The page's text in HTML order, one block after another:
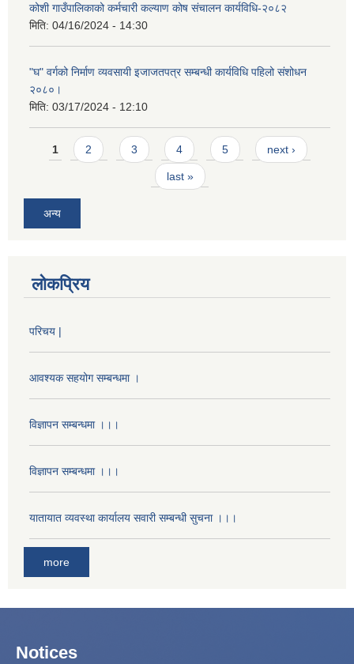
कोशी गाउँपालिकाको कर्मचारी कल्याण कोष संचालन कार्यविधि-२०८२
मिति: 04/16/2024 - 14:30
"घ" वर्गको निर्माण व्यवसायी इजाजतपत्र सम्बन्धी कार्यविधि पहिलो संशोधन
२०८०।
मिति: 03/17/2024 - 12:10
Pages
1 2 3 4 5 next ›
last »
अन्य
लोकप्रिय
परिचय |
आवश्यक सहयोग सम्बन्धमा ।
विज्ञापन सम्बन्धमा ।।।
विज्ञापन सम्बन्धमा ।।।
यातायात व्यवस्था कार्यालय सवारी सम्बन्धी सुचना ।।।
more
Notices